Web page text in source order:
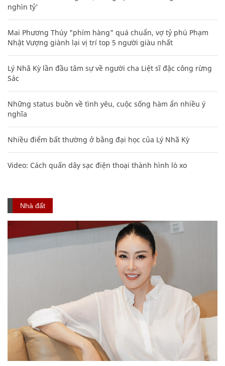
nghìn tỷ'
Mai Phương Thúy "phím hàng" quá chuẩn, vợ tỷ phú Phạm
Nhật Vượng giành lại vị trí top 5 người giàu nhất
Lý Nhã Kỳ lần đầu tâm sự về người cha Liệt sĩ đặc công rừng
Sác
Những status buồn về tình yêu, cuộc sống hàm ẩn nhiều ý
nghĩa
Nhiều điểm bất thường ở bằng đại học của Lý Nhã Kỳ
Video: Cách quấn dây sạc điện thoại thành hình lò xo
Nhà đất